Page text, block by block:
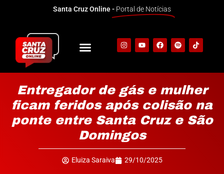
Santa Cruz Online - Portal de Notícias
Entregador de gás e mulher
ficam feridos após colisão na
ponte entre Santa Cruz e São
Domingos
Eluiza Saraiva 29/10/2025